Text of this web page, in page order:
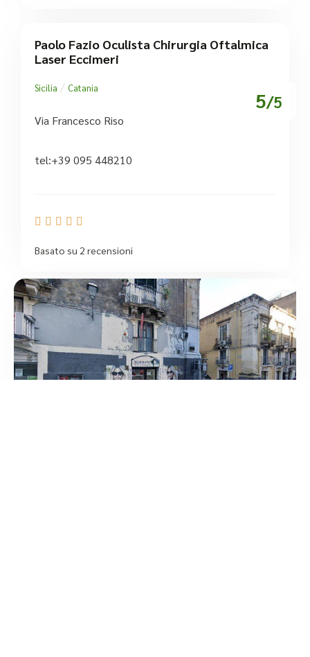
5/5
Paolo Fazio Oculista Chirurgia Oftalmica
Laser Eccimeri
Sicilia / Catania
Via Francesco Riso
tel:+39 095 448210
    
Basato su 2 recensioni